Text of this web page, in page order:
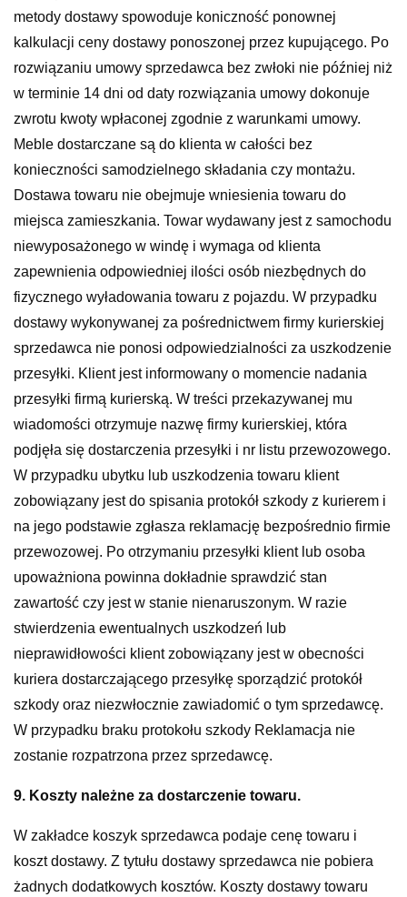
metody dostawy spowoduje koniczność ponownej
kalkulacji ceny dostawy ponoszonej przez kupującego. Po
rozwiązaniu umowy sprzedawca bez zwłoki nie później niż
w terminie 14 dni od daty rozwiązania umowy dokonuje
zwrotu kwoty wpłaconej zgodnie z warunkami umowy.
Meble dostarczane są do klienta w całości bez
konieczności samodzielnego składania czy montażu.
Dostawa towaru nie obejmuje wniesienia towaru do
miejsca zamieszkania. Towar wydawany jest z samochodu
niewyposażonego w windę i wymaga od klienta
zapewnienia odpowiedniej ilości osób niezbędnych do
fizycznego wyładowania towaru z pojazdu. W przypadku
dostawy wykonywanej za pośrednictwem firmy kurierskiej
sprzedawca nie ponosi odpowiedzialności za uszkodzenie
przesyłki. Klient jest informowany o momencie nadania
przesyłki firmą kurierską. W treści przekazywanej mu
wiadomości otrzymuje nazwę firmy kurierskiej, która
podjęła się dostarczenia przesyłki i nr listu przewozowego.
W przypadku ubytku lub uszkodzenia towaru klient
zobowiązany jest do spisania protokół szkody z kurierem i
na jego podstawie zgłasza reklamację bezpośrednio firmie
przewozowej. Po otrzymaniu przesyłki klient lub osoba
upoważniona powinna dokładnie sprawdzić stan
zawartość czy jest w stanie nienaruszonym. W razie
stwierdzenia ewentualnych uszkodzeń lub
nieprawidłowości klient zobowiązany jest w obecności
kuriera dostarczającego przesyłkę sporządzić protokół
szkody oraz niezwłocznie zawiadomić o tym sprzedawcę.
W przypadku braku protokołu szkody Reklamacja nie
zostanie rozpatrzona przez sprzedawcę.
9. Koszty należne za dostarczenie towaru.
W zakładce koszyk sprzedawca podaje cenę towaru i
koszt dostawy. Z tytułu dostawy sprzedawca nie pobiera
żadnych dodatkowych kosztów. Koszty dostawy towaru